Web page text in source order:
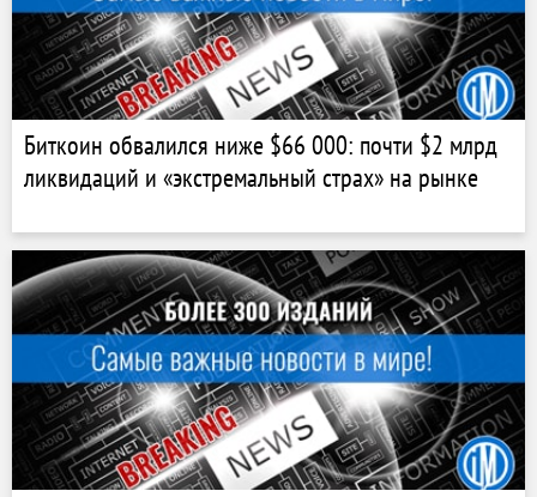
Биткоин обвалился ниже $66 000: почти $2 млрд
ликвидаций и «экстремальный страх» на рынке